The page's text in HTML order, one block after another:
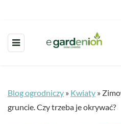
Blog ogrodniczy » Kwiaty »
gruncie. Czy trzeba je okrywać?